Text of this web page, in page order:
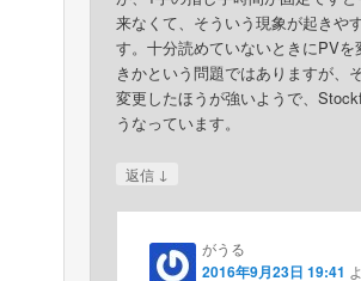
来なくて、そういう現象が起きや
す。十分読めていないときにPVを
きかという問題ではありますが、
変更したほうが強いようで、
うなっています。
返信 ↓
がうる
2016年9月23日 19:41